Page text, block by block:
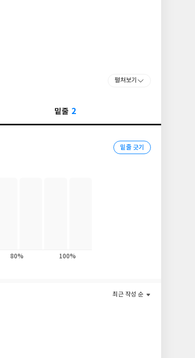
리언(Empyrean) 시리즈’의 역사적인 첫 소설
.
지지와 찬사를 입증한 《아이언 플레임》
불가한 로맨스, 거듭되는 반전을 바탕으로 속도
건을 주로 다룬 《포스 윙》과 달리 《아이언
애타게 기다렸던 그 후의 이야기를 지금 만나
펼쳐보기
밑줄 2
밑줄 긋기
80% 100%
최근 작성 순